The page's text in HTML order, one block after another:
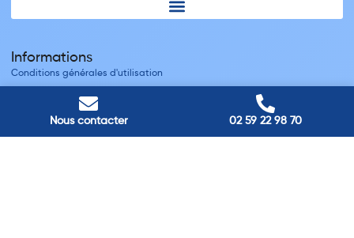
Nous contacter 02 59 22 98 70
Informations
Conditions générales d'utilisation
Nous contacter